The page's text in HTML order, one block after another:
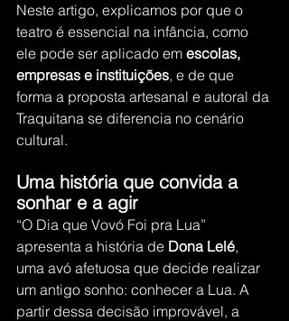
Neste artigo, explicamos por que o
teatro é essencial na infância, como
ele pode ser aplicado em escolas,
empresas e instituições, e de que
forma a proposta artesanal e autoral da
Traquitana se diferencia no cenário
cultural.
Uma história que convida a
sonhar e a agir
“O Dia que Vovó Foi pra Lua”
apresenta a história de Dona Lelé,
uma avó afetuosa que decide realizar
um antigo sonho: conhecer a Lua. A
partir dessa decisão improvável, a